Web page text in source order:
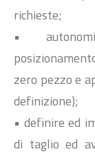
richieste;
•
zero pezzo e
definizione);
• definire ed
di taglio ed